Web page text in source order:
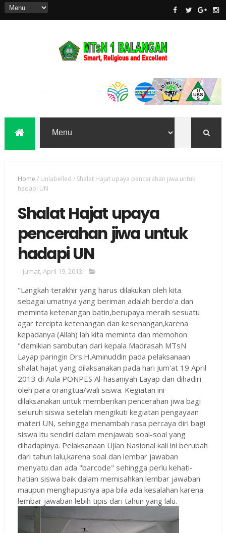
Home /Unlabelled / Shalat Hajat upaya pencerahan jiwa untuk
hadapi UN
Shalat Hajat upaya
pencerahan jiwa untuk
hadapi UN
Jumat, April 19, 2013
"Langkah terakhir yang harus dilakukan oleh kita
sebagai umatnya yang beriman adalah berdo'a dan
meminta ketenangan batin,berupaya meraih sesuatu
agar tercipta ketenangan dan kesenangan,karena
kepadanya (Allah) lah kita meminta dan memohon
"demikian sambutan dari kepala Madrasah MTsN
Layap paringin Drs.H.Aminuddin pada pelaksanaan
shalat hajat yang dilaksanakan pada hari Jum'at 19 April
2013 di Aula PONPES Al-hasaniyah Layap dan dihadiri
oleh para orangtua/wali siswa. Kegiatan ini
dilaksanakan untuk memberikan pencerahan jiwa bagi
seluruh siswa setelah mengikuti kegiatan pengayaan
materi UN, sehingga menambah rasa percaya diri bagi
siswa itu sendiri dalam menjawab soal-soal yang
dihadapinya. Pelaksanaan Ujian Nasional kali ini berubah
dari tahun lalu,karena soal dan lembar jawaban
menyatu dan ada "barcode" sehingga perlu kehati-
hatian siswa baik dalam memisahkan lembar jawaban
maupun menghapusnya apa bila ada kesalahan karena
lembar jawaban lebih tipis dari tahun yang lalu.